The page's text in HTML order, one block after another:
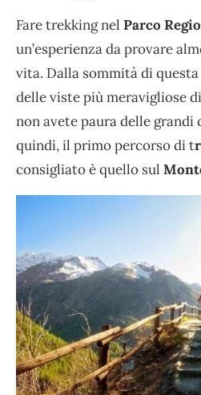
Fare trekking nel Parco
un’esperienza da provare
vita. Dalla sommità di
delle viste più meravigliose
non avete paura delle
quindi, il primo percorso di t
consigliato è quello sul